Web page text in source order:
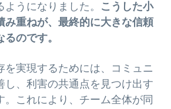
うになりました。 こうした小
み重ねが、最終的に大きな信頼
のです。
を実現するためには、コミュニ
し、利害の共通点を見つけ出す
。これにより、チーム全体が同